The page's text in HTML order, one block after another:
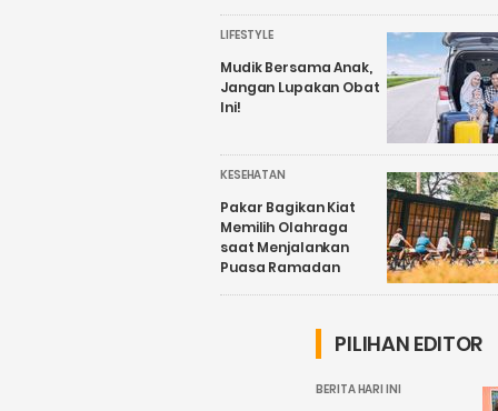
LIFESTYLE
Mudik Bersama Anak,
Jangan Lupakan Obat
Ini!
KESEHATAN
Pakar Bagikan Kiat
Memilih Olahraga
saat Menjalankan
Puasa Ramadan
PILIHAN EDITOR
BERITA HARI INI